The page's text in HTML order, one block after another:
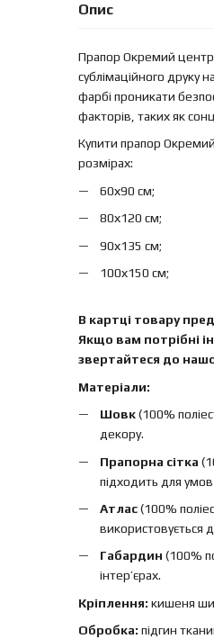
Опис
Прапор Окремий центр
сублімаційного друку
фарбі проникати
факторів, таких як
Купити прапор
розмірах:
60х90 см;
80х120 см;
90х135 см;
100х150 см;
В картці товару
Якщо вам потрібні
звертайтеся до
Матеріали:
Шовк(100%
декору.
Прапорна сітка
підходить для умов
Атлас(100%
використовується
Габардин (100%
інтер’єрах.
Кріплення: кишеня
Обробка: підгин